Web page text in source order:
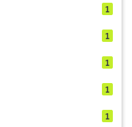
1
1
1
1
1